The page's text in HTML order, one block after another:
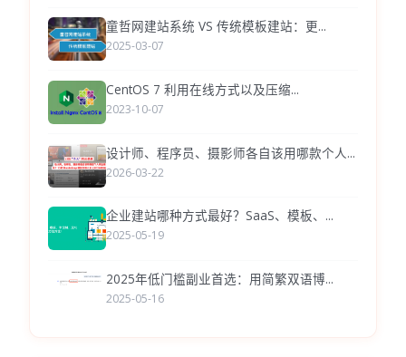
童哲网建站系统 VS 传统模板建站：更...
2025-03-07
CentOS 7 利用在线方式以及压缩...
2023-10-07
设计师、程序员、摄影师各自该用哪款个人...
2026-03-22
企业建站哪种方式最好？SaaS、模板、...
2025-05-19
2025年低门槛副业首选：用简繁双语博...
2025-05-16